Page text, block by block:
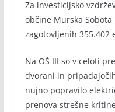
Za investicijsko
občine Murska
zagotovljenih 355.402
Na OŠ III so v celoti
dvorani in
nujno popravilo
prenova strešne